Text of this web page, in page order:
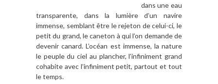
dans une eau
transparente, dans la lumière d’un navire
immense, semblant être le rejeton de celui-ci, le
petit du grand, le caneton à qui l’on demande de
devenir canard. L’océan est immense, la nature
le peuple du ciel au plancher, l’infiniment grand
cohabite avec l’infiniment petit, partout et tout
le temps.